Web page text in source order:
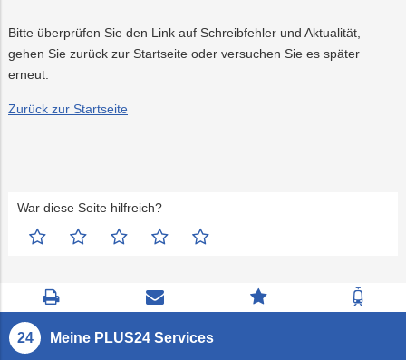
PLUS24
Projekte
Bitte überprüfen Sie den Link auf Schreibfehler und Aktualität,
gehen Sie zurück zur Startseite oder versuchen Sie es später
erneut.
Zurück zur Startseite
War diese Seite hilfreich?
Seite
drucken
Kontaktseite
öffnen
Zum
Feedback
Zur
Meine PLUS24 Services